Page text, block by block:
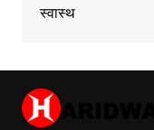
स्वास्थ